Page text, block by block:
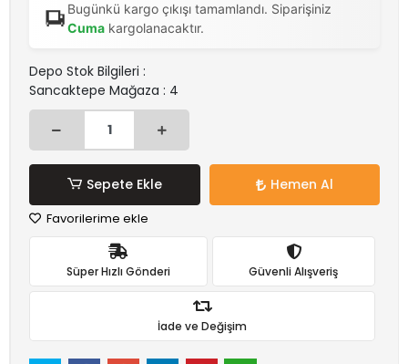
Bugünkü kargo çıkışı tamamlandı. Siparişiniz
Cumakargolanacaktır.
Depo Stok Bilgileri :
Sancaktepe Mağaza : 4
Sepete Ekle Hemen Al
Favorilerime ekle
Süper Hızlı Gönderi Güvenli Alışveriş
İade ve Değişim